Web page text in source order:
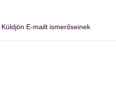
Küldjön E-mailt ismerőseinek